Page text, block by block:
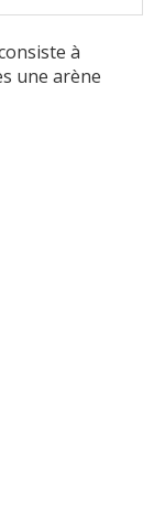
à
une arène